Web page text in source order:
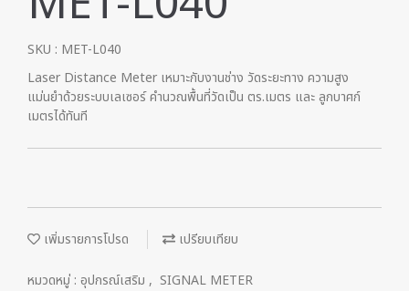
SKU : MET-L040
Laser Distance Meter เหมาะกับงานช่าง วัดระยะทาง ความสูง
แม่นยำด้วยระบบเลเซอร์ คำนวณพื้นที่วัดเป็น ตร.เมตร และ ลูกบาศก์
เมตรได้ทันที
เพิ่มรายการโปรด เปรียบเทียบ
หมวดหมู่ : อุปกรณ์เสริม , SIGNAL METER